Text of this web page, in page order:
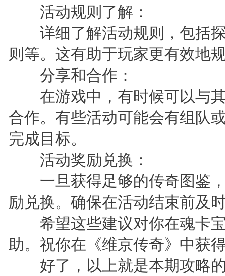
活动规则了解：
详细了解活动规则，包括探
则等。这有助于玩家更有效地
分享和合作：
在游戏中，有时候可以与其
合作。有些活动可能会有组队
完成目标。
活动奖励兑换：
一旦获得足够的传奇图鉴，
励兑换。确保在活动结束前及
希望这些建议对你在魂卡宝
助。祝你在《维京传奇》中获
好了，以上就是本期攻略的